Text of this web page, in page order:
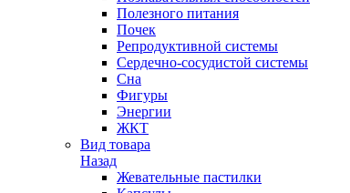
Полезного питания
Почек
Репродуктивной системы
Сердечно-сосудистой системы
Сна
Фигуры
Энергии
ЖКТ
Вид товара
Назад
Жевательные пастилки